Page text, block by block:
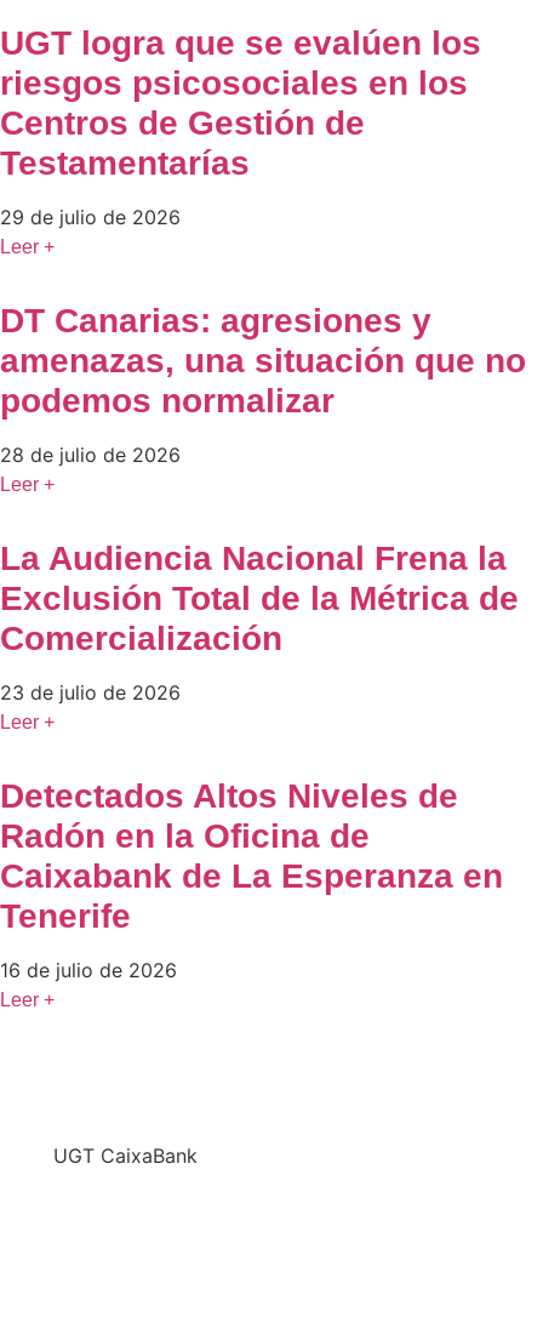
UGT logra que se evalúen los
riesgos psicosociales en los
Centros de Gestión de
Testamentarías
29 de julio de 2026
Leer +
DT Canarias: agresiones y
amenazas, una situación que no
podemos normalizar
28 de julio de 2026
Leer +
La Audiencia Nacional Frena la
Exclusión Total de la Métrica de
Comercialización
23 de julio de 2026
Leer +
Detectados Altos Niveles de
Radón en la Oficina de
Caixabank de La Esperanza en
Tenerife
16 de julio de 2026
Leer +
UGT CaixaBank